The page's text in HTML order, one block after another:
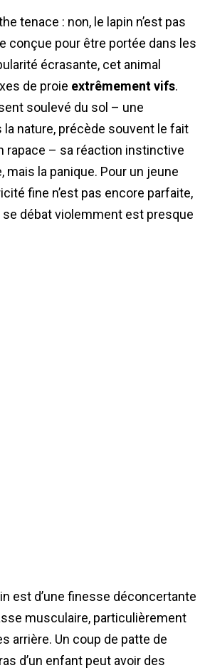
tenace : non, le lapin n’est pas
conçue pour être portée dans les
écrasante, cet animal
de proie extrêmement vifs.
soulevé du sol – une
la nature, précède souvent le fait
rapace – sa réaction instinctive
mais la panique. Pour un jeune
fine n’est pas encore parfaite,
se débat violemment est presque
est d’une finesse déconcertante
musculaire, particulièrement
arrière. Un coup de patte de
d’un enfant peut avoir des